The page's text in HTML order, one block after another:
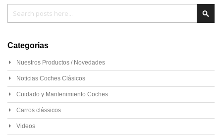
Categorias
Nuestros Productos / Novedades
Noticias Coches Clásicos
Cuidado y Mantenimiento Coches
Carros clássicos
Videos